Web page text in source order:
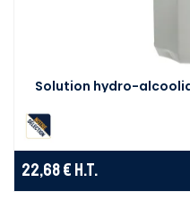
Solution hydro-
22,68 € H.T.